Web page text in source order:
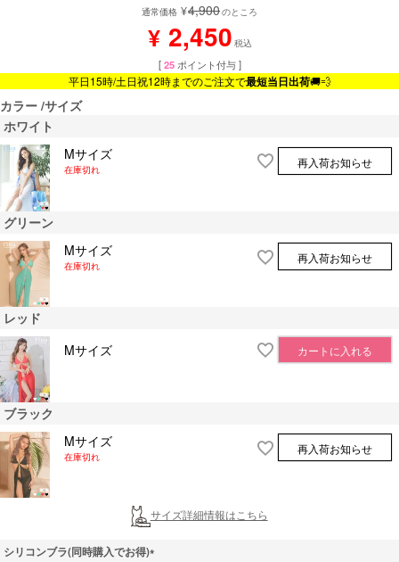
通常価格 ¥4,900のところ
¥ 2,450 税込
[ 25 ポイント付与 ]
平日15時/土日祝12時までのご注文で最短当日出荷🚚💨
カラー サイズ
ホワイト
Mサイズ
在庫切れ
再入荷お知らせ
グリーン
Mサイズ
在庫切れ
再入荷お知らせ
レッド
Mサイズ
カートに入れる
ブラック
Mサイズ
在庫切れ
再入荷お知らせ
サイズ詳細情報はこちら
シリコンブラ(同時購入でお得)